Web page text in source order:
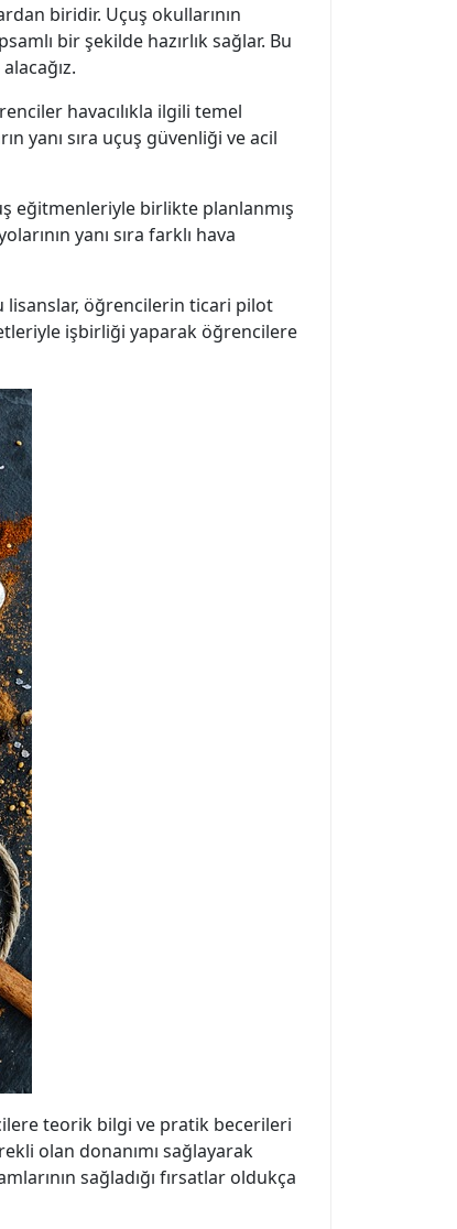
biridir. Uçuş okullarının
bir şekilde hazırlık sağlar. Bu
havacılıkla ilgili temel
yanı sıra uçuş güvenliği ve acil
eğitmenleriyle birlikte planlanmış
yanı sıra farklı hava
lisanslar, öğrencilerin ticari pilot
işbirliği yaparak öğrencilere
teorik bilgi ve pratik becerileri
olan donanımı sağlayarak
sağladığı fırsatlar oldukça